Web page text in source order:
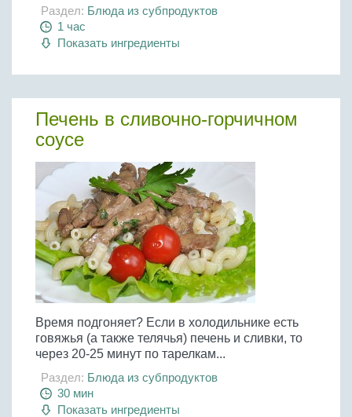
Раздел: Блюда из субпродуктов
1 час
Показать ингредиенты
Печень в сливочно-горчичном
соусе
Время подгоняет? Если в холодильнике есть
говяжья (а также телячья) печень и сливки, то
через 20-25 минут по тарелкам...
Раздел: Блюда из субпродуктов
30 мин
Показать ингредиенты